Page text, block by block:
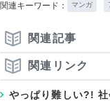
関連キーワード： マンガ
関連記事
関連リンク
やっぱり難しい?!